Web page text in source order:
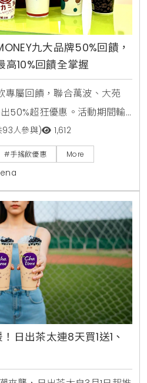
九大品牌50%回饋，
10%回饋全掌握
專屬回饋，聯合萬波、大苑
50%超狂優惠。活動期間輸
，單筆滿50元即贈25元儲
10%回饋。
93人參與) 1,612
#手搖飲優惠 More
日出茶太連8天買1送1、